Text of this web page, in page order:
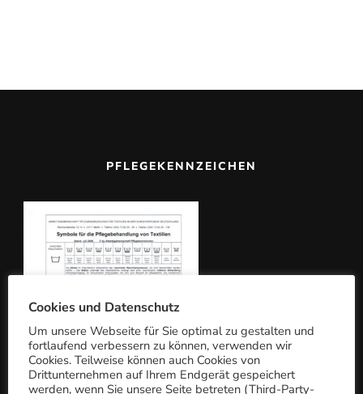
n
PFLEGEKENNZEICHEN
Cookies und Datenschutz
Um unsere Webseite für Sie optimal zu gestalten und
fortlaufend verbessern zu können, verwenden wir
Cookies. Teilweise können auch Cookies von
Drittunternehmen auf Ihrem Endgerät gespeichert
werden, wenn Sie unsere Seite betreten (Third-Party-